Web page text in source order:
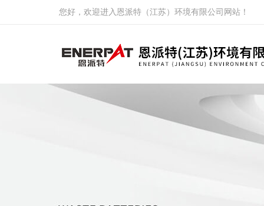
您好，欢迎进入恩派特（江苏）环境有限公司网站！